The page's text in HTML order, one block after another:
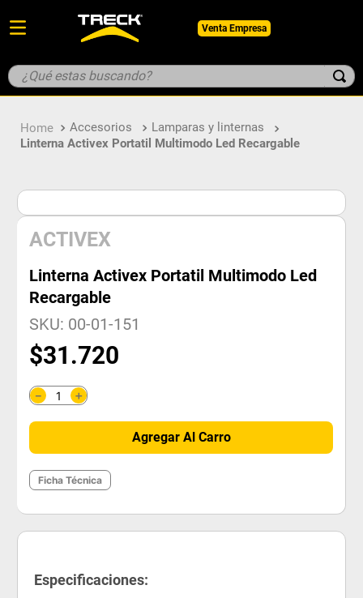
Venta Empresa
¿Qué estas buscando?
Accesorios
Lamparas y linternas
Linterna Activex Portatil Multimodo Led Recargable
ACTIVEX
Linterna Activex Portatil Multimodo Led
Recargable
SKU: 00-01-151
$31.720
＋
－
Agregar Al Carro
Ficha Técnica
Especificaciones:
1. botin
4. geologo